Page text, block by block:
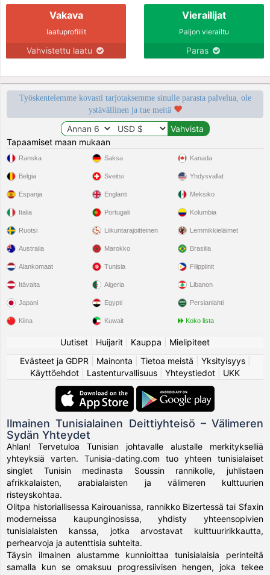
Vakava
laatuprofiilit
Vahvistettu laatu
Vierailijat
Paljon vierailtu
Paras
Työskentelemme kovasti tarjotaksemme sinulle parasta palvelua, ole
ystävällinen ja tue meitä
Tapaamiset maan mukaan
Ranska
Belgia
Espanja
Italia
Ruotsi
Saksa
Sveitsi
Englanti
Portugali
Liikuntarajoitteinen
Kanada
Yhdysvallat
Meksiko
Kolumbia
Lemmikkieläimet
Australia
Alankomaat
Itävalta
Japani
Kiina
Marokko
Tunisia
Algeria
Egypti
Kuwait
Brasilia
Filippiinit
Libanon
Persianlahti
Koko lista
Uutiset Huijarit Kauppa
Mielipiteet
Evästeet ja GDPR
Mainonta Tietoa meistä Yksityisyys|
Käyttöehdot
Lastenturvallisuus Yhteystiedot UKK
Ilmainen Tunisialainen Deittiyhteisö – Välimeren
Sydän Yhteydet
Ahlan! Tervetuloa Tunisian johtavalle alustalle merkitykselliä
yhteyksiä varten. Tunisia-dating.com tuo yhteen tunisialaiset
singlet Tunisin medinasta Soussin rannikolle, juhlistaen
afrikkalaisten, arabialaisten ja välimeren kulttuurien
risteyskohtaa.
Olitpa historiallisessa Kairouanissa, rannikko Bizertessä tai Sfaxin
moderneissa kaupunginosissa, yhdisty yhteensopivien
tunisialaisten kanssa, jotka arvostavat kulttuuririkkautta,
perhearvoja ja autenttisia suhteita.
Täysin ilmainen alustamme kunnioittaa tunisialaisia perinteitä
samalla kun se omaksuu progressiivisen hengen, joka tekee